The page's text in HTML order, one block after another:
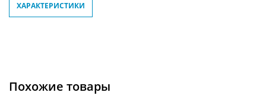
ХАРАКТЕРИСТИКИ
Похожие товары